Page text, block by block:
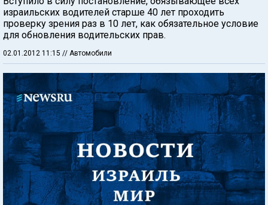
израильских водителей старше 40 лет проходить
проверку зрения раз в 10 лет, как обязательное условие
для обновления водительских прав.
02.01.2012 11:15 // Автомобили